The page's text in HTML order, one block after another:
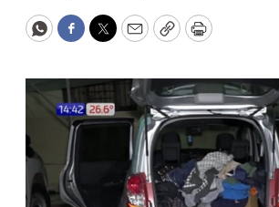
WhatsApp
Facebook
Twitter
EmailCopyPrint